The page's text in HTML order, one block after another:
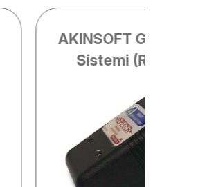
AKINSOFT Garson
Sistemi (Repeater)